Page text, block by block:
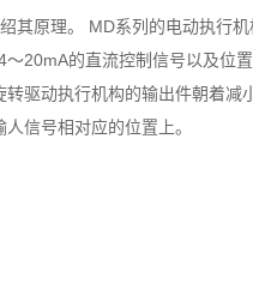
其原理。 MD系列的电动执行
20mA的直流控制信号以及位
驱动执行机构的输出件朝着
信号相对应的位置上。